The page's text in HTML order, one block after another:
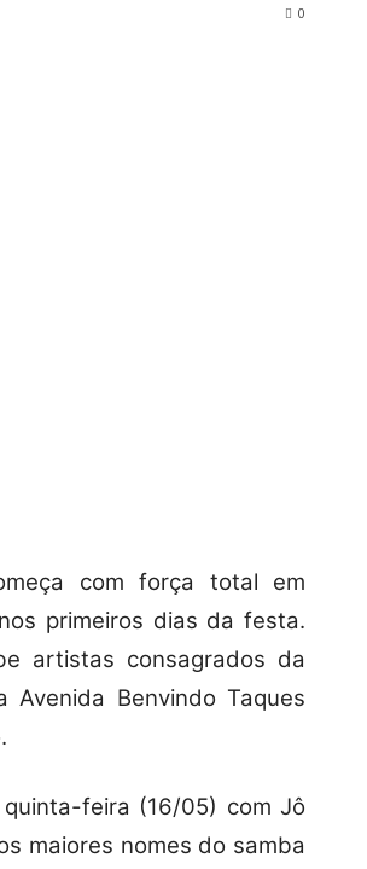
0
com força total em
primeiros dias da festa.
artistas consagrados da
Avenida Benvindo Taques
feira (16/05) com Jô
maiores nomes do samba